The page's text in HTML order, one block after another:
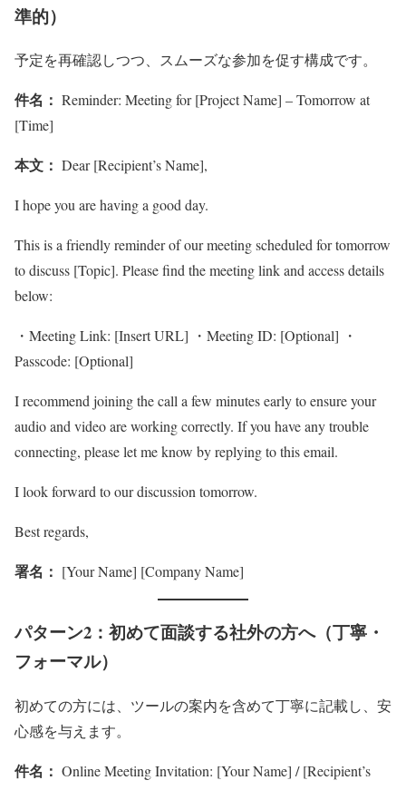
準的）
予定を再確認しつつ、スムーズな参加を促す構成です。
件名： Reminder: Meeting for [Project Name] – Tomorrow at
[Time]
本文： Dear [Recipient’s Name],
I hope you are having a good day.
This is a friendly reminder of our meeting scheduled for tomorrow
to discuss [Topic]. Please find the meeting link and access details
below:
・Meeting Link: [Insert URL] ・Meeting ID: [Optional] ・
Passcode: [Optional]
I recommend joining the call a few minutes early to ensure your
audio and video are working correctly. If you have any trouble
connecting, please let me know by replying to this email.
I look forward to our discussion tomorrow.
Best regards,
署名： [Your Name] [Company Name]
パターン2：初めて面談する社外の方へ（丁寧・
フォーマル）
初めての方には、ツールの案内を含めて丁寧に記載し、安
心感を与えます。
件名： Online Meeting Invitation: [Your Name] / [Recipient’s